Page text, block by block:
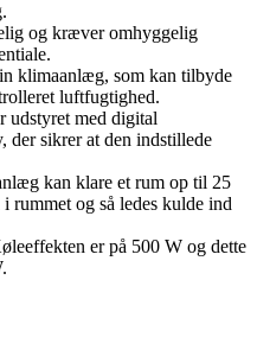
og kræver omhyggelig
klimaanlæg, som kan tilbyde
luftfugtighed.
udstyret med digital
der sikrer at den indstillede
kan klare et rum op til 25
rummet og så ledes kulde ind
er på 500 W og dette